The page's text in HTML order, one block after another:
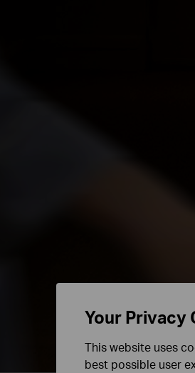
Your Privacy
This website uses
best possible user